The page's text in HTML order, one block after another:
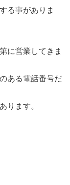
る事がありま
に営業してきま
ある電話番号だ
ります。